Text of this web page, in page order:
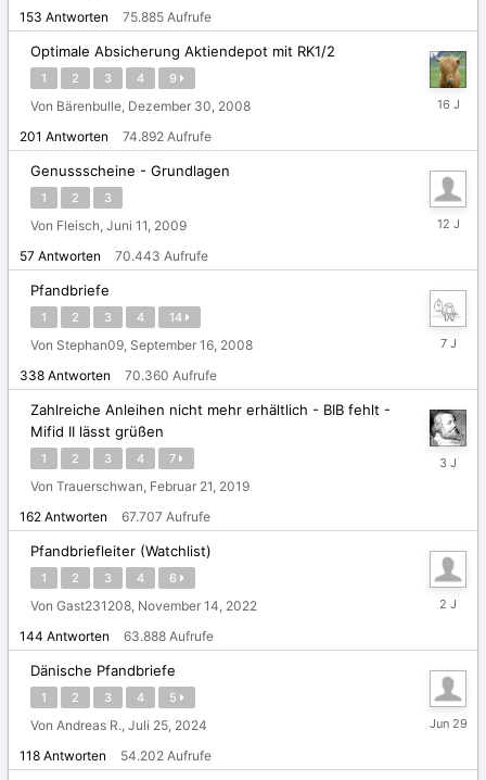
153 Antworten 75.885 Aufrufe
Optimale Absicherung Aktiendepot mit RK1/2
1 2 3 4 9
Von Bärenbulle, Dezember 30, 2008
201 Antworten 74.892 Aufrufe
Oktober
Genussscheine - Grundlagen
1 2 3
Von Fleisch, Juni 11, 2009
57 Antworten 70.443 Aufrufe
Juli
Pfandbriefe
1 2 3 4 14
Von Stephan09, September 16, 2008
338 Antworten 70.360 Aufrufe
Zahlreiche Anleihen nicht mehr erhältlich - BIB fehlt -
Mifid II lässt grüßen
1 2 3 4 7
Von Trauerschwan, Februar 21, 2019
162 Antworten 67.707 Aufrufe
Pfandbriefleiter (Watchlist)
1 2 3 4 6
Von Gast231208, November 14, 2022
144 Antworten 63.888 Aufrufe
Februar
Dänische Pfandbriefe
1 2 3 4 5
Von Andreas R., Juli 25, 2024
118 Antworten 54.202 Aufrufe
29.